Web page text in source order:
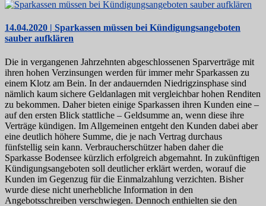
14.04.2020 | Sparkassen müssen bei Kündigungsangeboten
sauber aufklären
Die in vergangenen Jahrzehnten abgeschlossenen Sparverträge mit
ihren hohen Verzinsungen werden für immer mehr Sparkassen zu
einem Klotz am Bein. In der andauernden Niedrigzinsphase sind
nämlich kaum sichere Geldanlagen mit vergleichbar hohen Renditen
zu bekommen. Daher bieten einige Sparkassen ihren Kunden eine –
auf den ersten Blick stattliche – Geldsumme an, wenn diese ihre
Verträge kündigen. Im Allgemeinen entgeht den Kunden dabei aber
eine deutlich höhere Summe, die je nach Vertrag durchaus
fünfstellig sein kann. Verbraucherschützer haben daher die
Sparkasse Bodensee kürzlich erfolgreich abgemahnt. In zukünftigen
Kündigungsangeboten soll deutlicher erklärt werden, worauf die
Kunden im Gegenzug für die Einmalzahlung verzichten. Bisher
wurde diese nicht unerhebliche Information in den
Angebotsschreiben verschwiegen. Dennoch enthielten sie den